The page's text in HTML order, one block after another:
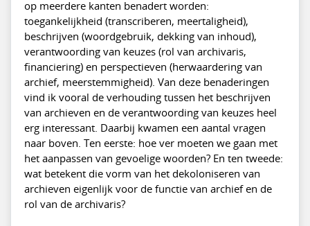
op meerdere kanten benadert worden:
toegankelijkheid (transcriberen, meertaligheid),
beschrijven (woordgebruik, dekking van inhoud),
verantwoording van keuzes (rol van archivaris,
financiering) en perspectieven (herwaardering van
archief, meerstemmigheid). Van deze benaderingen
vind ik vooral de verhouding tussen het beschrijven
van archieven en de verantwoording van keuzes heel
erg interessant. Daarbij kwamen een aantal vragen
naar boven. Ten eerste: hoe ver moeten we gaan met
het aanpassen van gevoelige woorden? En ten tweede:
wat betekent die vorm van het dekoloniseren van
archieven eigenlijk voor de functie van archief en de
rol van de archivaris?